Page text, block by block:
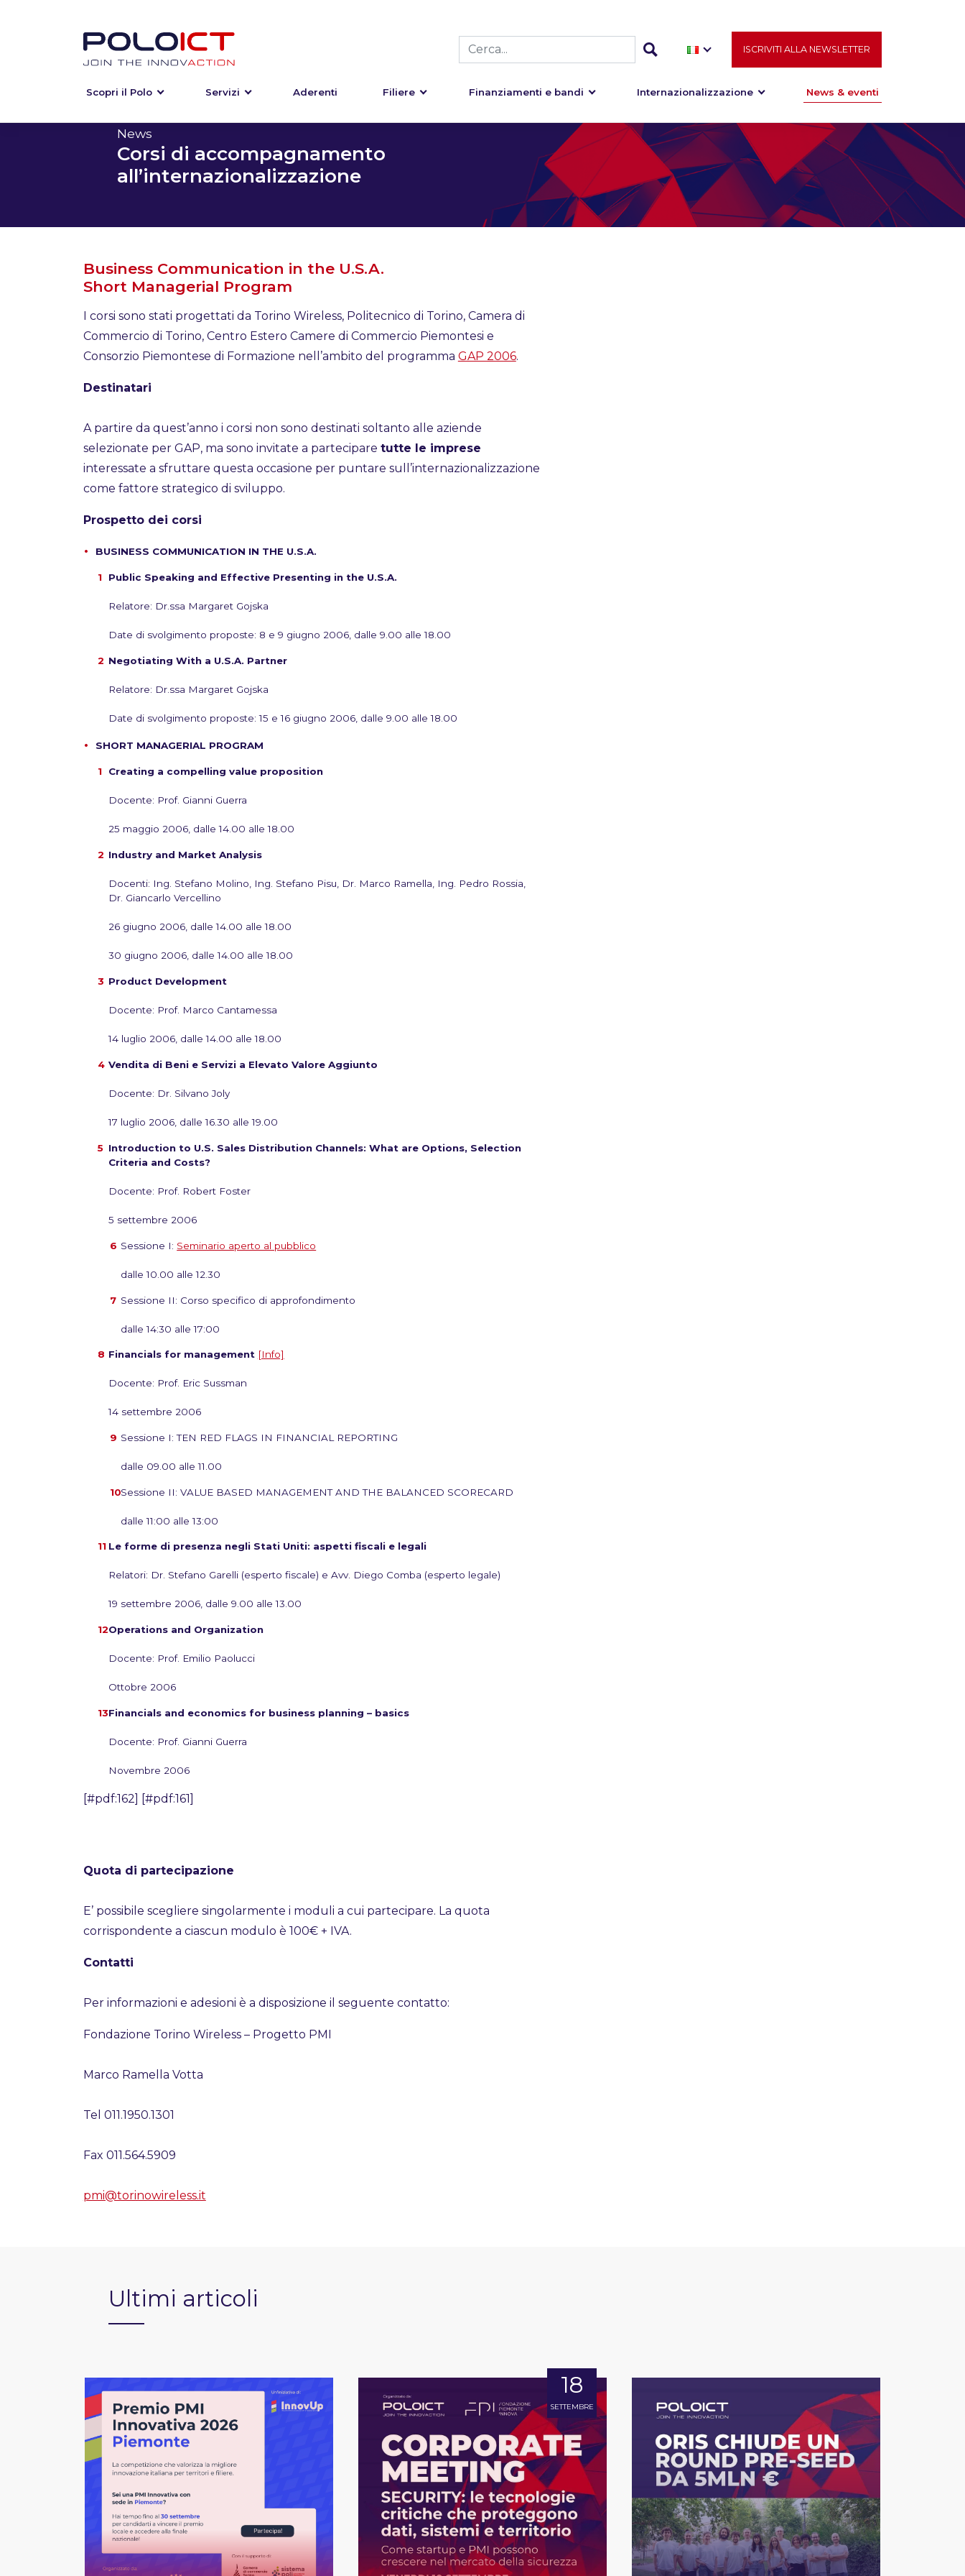
ISCRIVITI ALLA NEWSLETTER
Scopri il Polo Servizi Aderenti Filiere Finanziamenti e bandi Internazionalizzazione News & eventi
News
Corsi di accompagnamento
all’internazionalizzazione
Business Communication in the U.S.A.
Short Managerial Program
I corsi sono stati progettati da Torino Wireless, Politecnico di Torino, Camera di
Commercio di Torino, Centro Estero Camere di Commercio Piemontesi e
Consorzio Piemontese di Formazione nell’ambito del programma GAP 2006.
Destinatari
A partire da quest’anno i corsi non sono destinati soltanto alle aziende
selezionate per GAP, ma sono invitate a partecipare tutte le imprese
interessate a sfruttare questa occasione per puntare sull’internazionalizzazione
come fattore strategico di sviluppo.
Prospetto dei corsi
BUSINESS COMMUNICATION IN THE U.S.A.
Public Speaking and Effective Presenting in the U.S.A.
Relatore: Dr.ssa Margaret Gojska
Date di svolgimento proposte: 8 e 9 giugno 2006, dalle 9.00 alle 18.00
Negotiating With a U.S.A. Partner
Relatore: Dr.ssa Margaret Gojska
Date di svolgimento proposte: 15 e 16 giugno 2006, dalle 9.00 alle 18.00
SHORT MANAGERIAL PROGRAM
Creating a compelling value proposition
Docente: Prof. Gianni Guerra
25 maggio 2006, dalle 14.00 alle 18.00
Industry and Market Analysis
Docenti: Ing. Stefano Molino, Ing. Stefano Pisu, Dr. Marco Ramella, Ing. Pedro Rossia,
Dr. Giancarlo Vercellino
26 giugno 2006, dalle 14.00 alle 18.00
30 giugno 2006, dalle 14.00 alle 18.00
Product Development
Docente: Prof. Marco Cantamessa
14 luglio 2006, dalle 14.00 alle 18.00
Vendita di Beni e Servizi a Elevato Valore Aggiunto
Docente: Dr. Silvano Joly
17 luglio 2006, dalle 16.30 alle 19.00
Introduction to U.S. Sales Distribution Channels: What are Options, Selection
Criteria and Costs?
Docente: Prof. Robert Foster
5 settembre 2006
Sessione I: Seminario aperto al pubblico
dalle 10.00 alle 12.30
Sessione II: Corso specifico di approfondimento
dalle 14:30 alle 17:00
Financials for management [Info]
Docente: Prof. Eric Sussman
14 settembre 2006
Sessione I: TEN RED FLAGS IN FINANCIAL REPORTING
dalle 09.00 alle 11.00
Sessione II: VALUE BASED MANAGEMENT AND THE BALANCED SCORECARD
dalle 11:00 alle 13:00
Le forme di presenza negli Stati Uniti: aspetti fiscali e legali
Relatori: Dr. Stefano Garelli (esperto fiscale) e Avv. Diego Comba (esperto legale)
19 settembre 2006, dalle 9.00 alle 13.00
Operations and Organization
Docente: Prof. Emilio Paolucci
Ottobre 2006
Financials and economics for business planning – basics
Docente: Prof. Gianni Guerra
Novembre 2006
[#pdf:162] [#pdf:161]
Quota di partecipazione
E’ possibile scegliere singolarmente i moduli a cui partecipare. La quota
corrispondente a ciascun modulo è 100€ + IVA.
Contatti
Per informazioni e adesioni è a disposizione il seguente contatto:
Fondazione Torino Wireless – Progetto PMI
Marco Ramella Votta
Tel 011.1950.1301
Fax 011.564.5909
pmi@torinowireless.it
Ultimi articoli
18
SETTEMBRE